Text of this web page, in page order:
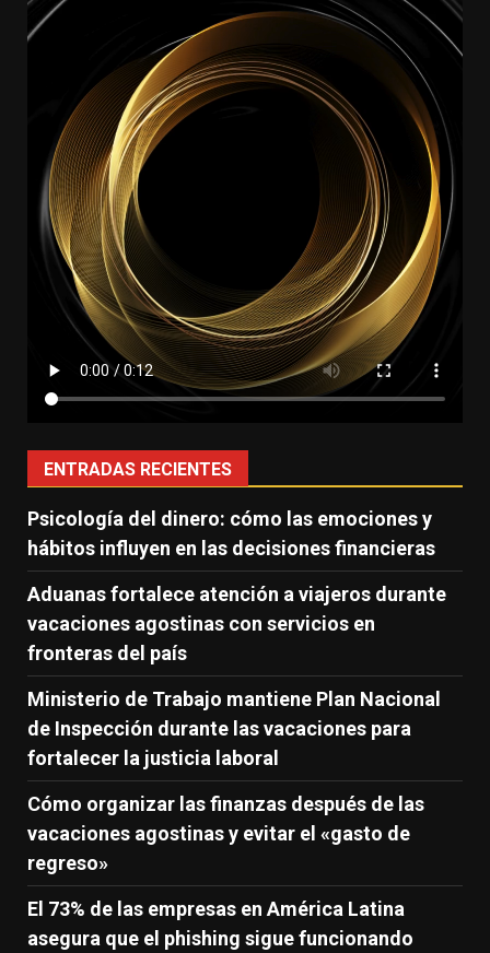
ENTRADAS RECIENTES
Psicología del dinero: cómo las emociones y
hábitos influyen en las decisiones financieras
Aduanas fortalece atención a viajeros durante
vacaciones agostinas con servicios en
fronteras del país
Ministerio de Trabajo mantiene Plan Nacional
de Inspección durante las vacaciones para
fortalecer la justicia laboral
Cómo organizar las finanzas después de las
vacaciones agostinas y evitar el «gasto de
regreso»
El 73% de las empresas en América Latina
asegura que el phishing sigue funcionando